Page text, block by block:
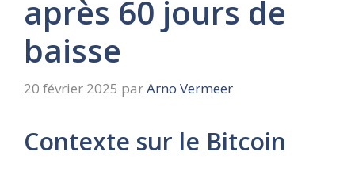
après 60 jours de
baisse
20 février 2025 parArno Vermeer
Contexte sur le Bitcoin